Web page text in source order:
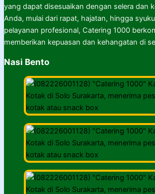
yang dapat disesuaikan dengan selera dan
Anda, mulai dari rapat, hajatan, hingga
pelayanan profesional, Catering 1000
memberikan kepuasan dan kehangatan di
Nasi Bento